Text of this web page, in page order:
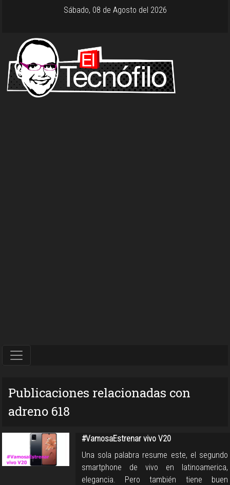
Sábado, 08 de Agosto del 2026
Publicaciones relacionadas con
adreno 618
#VamosaEstrenar vivo V20
Una sola palabra resume este, el segundo
smartphone de vivo en latinoamerica,
elegancia. Pero también tiene buen